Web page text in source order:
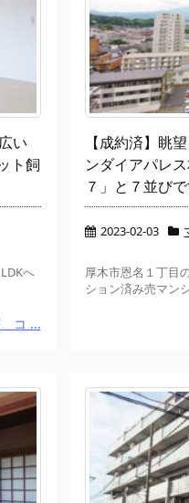
い
ト飼
へ
コ ...
【成約済】眺
ンダイアパレ
７」と７並び
2023-02-03
厚木市恩名１丁目
ション済み売マン